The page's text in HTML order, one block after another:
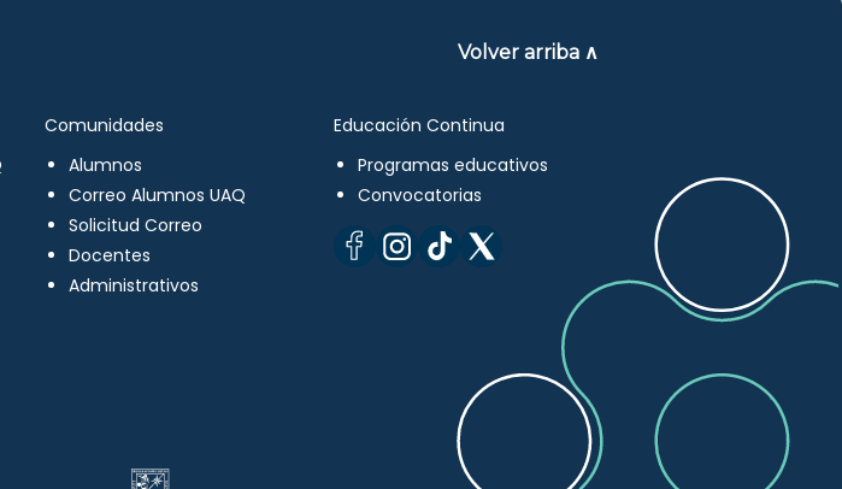
Volver arriba ∧
Comunidades
Alumnos
Correo Alumnos UAQ
Solicitud Correo
Docentes
Administrativos
Educación Continua
Programas educativos
Convocatorias